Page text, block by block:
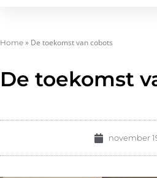
Home » De toekomst van cobots
De toekomst
november